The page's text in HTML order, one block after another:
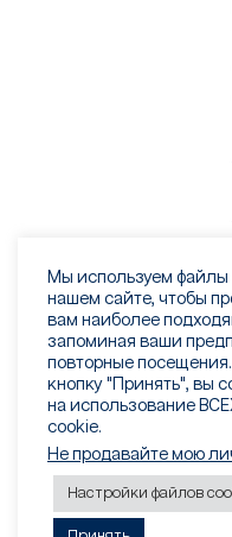
©2026
Политика
Правила
Правила и
Форма права
Мы используем файлы
нашем сайте, чтобы
вам наиболее
запоминая ваши
повторные
кнопку "Принять", вы
на использование
cookie.
Не продавайте мою
Настройки файлов